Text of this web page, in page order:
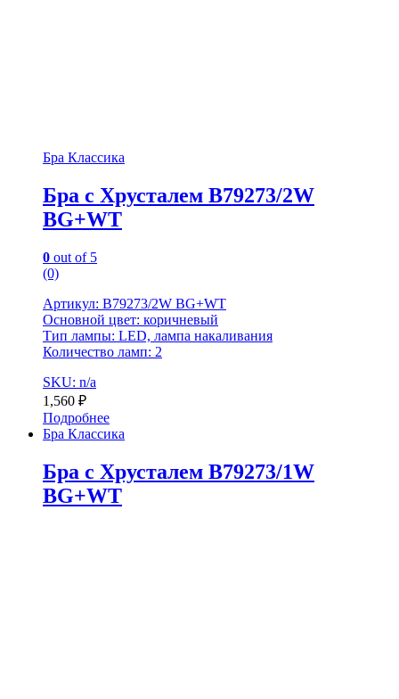
Бра Классика
Бра с Хрусталем B79273/2W
BG+WT
0 out of 5
(0)
Артикул: B79273/2W BG+WT
Основной цвет: коричневый
Тип лампы: LED, лампа накаливания
Количество ламп: 2
SKU: n/a
1,560 ₽
Подробнее
Бра Классика
Бра с Хрусталем B79273/1W
BG+WT